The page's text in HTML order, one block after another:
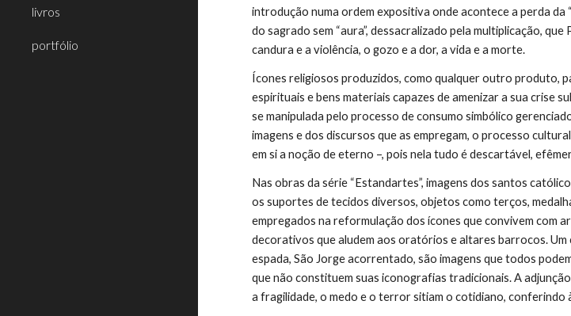
livros
portfólio
introdução numa ordem expositiva onde acontece a perda da
do sagrado sem “aura”, dessacralizado pela multiplicação,
candura e a violência, o gozo e a dor, a vida e a morte.
Ícones religiosos produzidos, como qualquer outro produto,
espirituais e bens materiais capazes de amenizar a sua crise
se manipulada pelo processo de consumo simbólico
imagens e dos discursos que as empregam, o processo
em si a noção de eterno –, pois nela tudo é descartável,
Nas obras da série “Estandartes”, imagens dos santos
os suportes de tecidos diversos, objetos como terços,
empregados na reformulação dos ícones que convivem com
decorativos que aludem aos oratórios e altares barrocos.
espada, São Jorge acorrentado, são imagens que todos
que não constituem suas iconografias tradicionais. A
a fragilidade, o medo e o terror sitiam o cotidiano, conferindo